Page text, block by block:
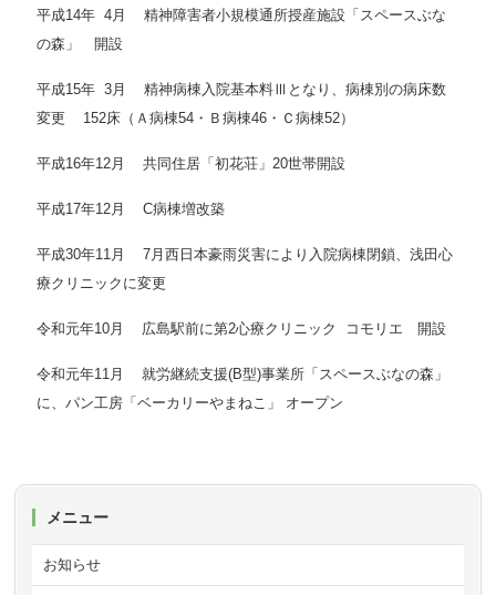
平成14年 4月 精神障害者小規模通所授産施設「スペースぶな
の森」 開設
平成15年 3月 精神病棟入院基本料Ⅲとなり、病棟別の病床数
変更 152床（Ａ病棟54・Ｂ病棟46・Ｃ病棟52）
平成16年12月 共同住居「初花荘」20世帯開設
平成17年12月 C病棟増改築
平成30年11月 7月西日本豪雨災害により入院病棟閉鎖、浅田心
療クリニックに変更
令和元年10月 広島駅前に第2心療クリニック コモリエ 開設
令和元年11月 就労継続支援(B型)事業所「スペースぶなの森」
に、パン工房「ベーカリーやまねこ」 オープン
メニュー
お知らせ